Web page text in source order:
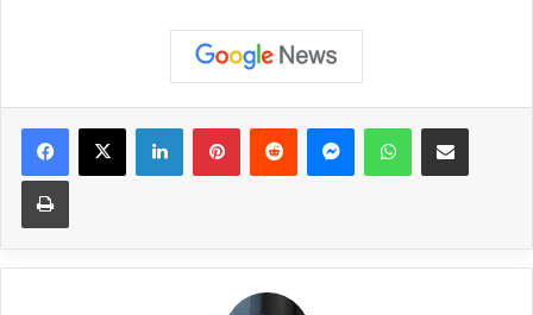
Facebook
X LinkedInPinterestReddit MessengerWhatsAppCompartir vía correo
Imprimir